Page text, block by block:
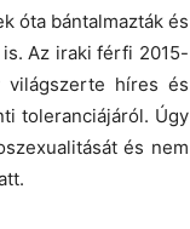
óta bántalmazták és
is. Az iraki férfi 2015-
világszerte híres és
toleranciájáról. Úgy
és nem